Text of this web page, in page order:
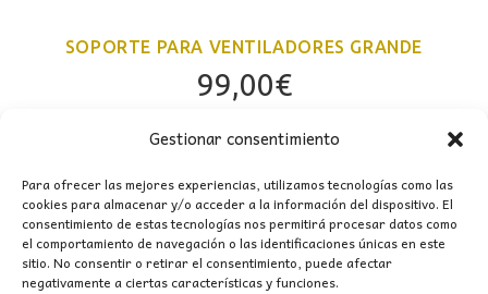
Gestionar consentimiento
Para ofrecer las mejores experiencias, utilizamos tecnologías como las
cookies para almacenar y/o acceder a la información del dispositivo. El
consentimiento de estas tecnologías nos permitirá procesar datos como
el comportamiento de navegación o las identificaciones únicas en este
sitio. No consentir o retirar el consentimiento, puede afectar
negativamente a ciertas características y funciones.
SOPORTE PARA VENTILADORES GRANDE
99,00€
CONTACTO